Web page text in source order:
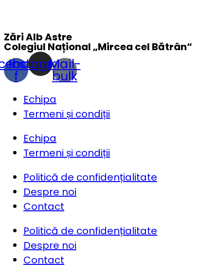
Zări Alb Astre
Colegiul Național „Mircea cel Bătrân“
f
Instagram
Mail-
bulk
Echipa
Termeni și condiții
Echipa
Termeni și condiții
Politică de confidențialitate
Despre noi
Contact
Politică de confidențialitate
Despre noi
Contact